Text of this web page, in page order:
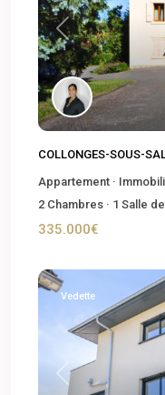
Previous
COLLONGES-SOUS-
Appartement ·
2 Chambres · 1 Salle
335.000€
Previous
Vedette